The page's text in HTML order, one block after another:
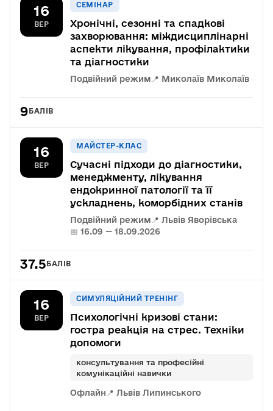
16
ВЕР
СЕМІНАР
Хронічні, сезонні та спадкові
захворювання: міждисциплінарні
аспекти лікування, профілактики
та діагностики
Подвійний режим 📍 Миколаїв Миколаїв
9БАЛІВ
16
ВЕР
МАЙСТЕР-КЛАС
Сучасні підходи до діагностики,
менеджменту, лікування
ендокринної патології та її
ускладнень, коморбідних станів
Подвійний режим 📍 Львів Яворівська
📅 16.09 — 18.09.2026
37.5БАЛІВ
16
ВЕР
СИМУЛЯЦІЙНИЙ ТРЕНІНГ
Психологічні кризові стани:
гостра реакція на стрес. Техніки
допомоги
консультування та професійні
комунікаційні навички
Офлайн 📍 Львів Липинського